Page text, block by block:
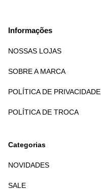
Informações
NOSSAS LOJAS
SOBRE A MARCA
POLÍTICA DE PRIVACIDADE
POLÍTICA DE TROCA
Categorias
NOVIDADES
SALE